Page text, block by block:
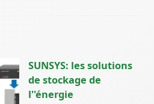
SUNSYS: les solutions
de stockage de
l''énergie